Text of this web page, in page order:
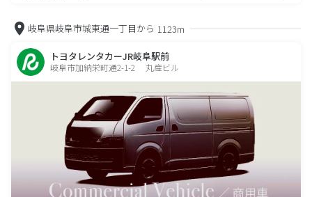
岐阜県岐阜市城東通一丁目から 1123m
トヨタレンタカーJR岐阜駅前
岐阜市加納栄町通2-1-2 丸産ビル